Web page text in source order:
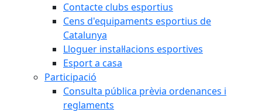
Contacte clubs esportius
Cens d'equipaments esportius de
Catalunya
Lloguer instal·lacions esportives
Esport a casa
Participació
Consulta pública prèvia ordenances i
reglaments